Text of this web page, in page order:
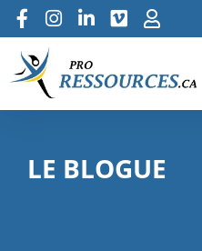
LE BLOGUE